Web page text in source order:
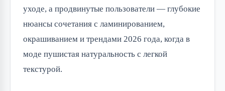
уходе, а продвинутые пользователи — глубокие
нюансы сочетания с ламинированием,
окрашиванием и трендами 2026 года, когда в
моде пушистая натуральность с легкой
текстурой.